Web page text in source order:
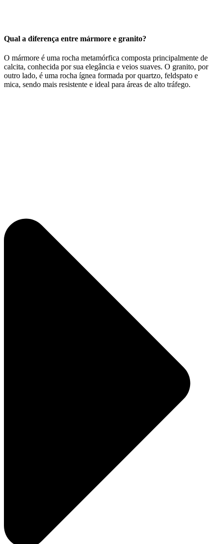
Qual a diferença entre mármore e granito?
O mármore é uma rocha metamórfica composta principalmente de
calcita, conhecida por sua elegância e veios suaves. O granito, por
outro lado, é uma rocha ígnea formada por quartzo, feldspato e
mica, sendo mais resistente e ideal para áreas de alto tráfego.